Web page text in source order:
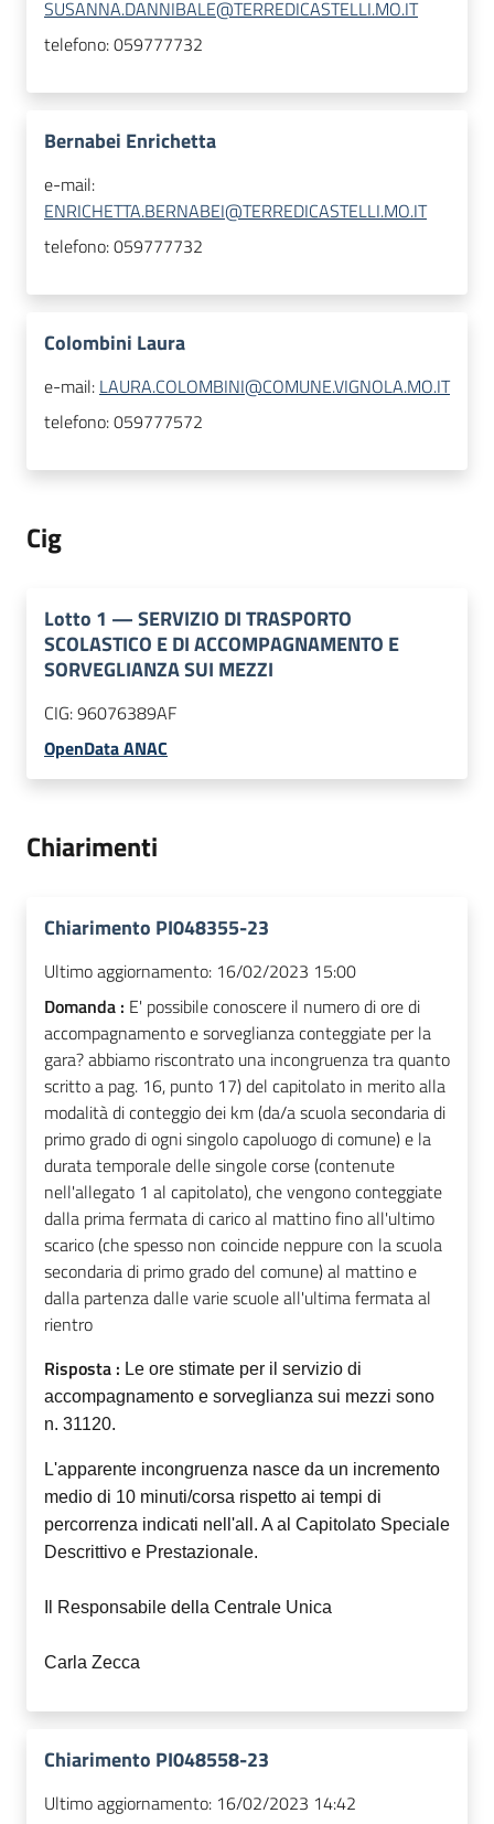
SUSANNA.DANNIBALE@TERREDICASTELLI.MO.IT
telefono:059777732
Bernabei Enrichetta
e-mail:
ENRICHETTA.BERNABEI@TERREDICASTELLI.MO.IT
telefono:059777732
Colombini Laura
e-mail: LAURA.COLOMBINI@COMUNE.VIGNOLA.MO.IT
telefono:059777572
Cig
Lotto 1 —SERVIZIO DI TRASPORTO
SCOLASTICO E DI ACCOMPAGNAMENTO E
SORVEGLIANZA SUI MEZZI
CIG:96076389AF
OpenData ANAC
Chiarimenti
Chiarimento PI048355-23
Ultimo aggiornamento: 16/02/2023 15:00
Domanda : E' possibile conoscere il numero di ore di
accompagnamento e sorveglianza conteggiate per la
gara? abbiamo riscontrato una incongruenza tra quanto
scritto a pag. 16, punto 17) del capitolato in merito alla
modalità di conteggio dei km (da/a scuola secondaria di
primo grado di ogni singolo capoluogo di comune) e la
durata temporale delle singole corse (contenute
nell'allegato 1 al capitolato), che vengono conteggiate
dalla prima fermata di carico al mattino fino all'ultimo
scarico (che spesso non coincide neppure con la scuola
secondaria di primo grado del comune) al mattino e
dalla partenza dalle varie scuole all'ultima fermata al
rientro
Risposta : Le ore stimate per il servizio di
accompagnamento e sorveglianza sui mezzi sono
n. 31120.
L'apparente incongruenza nasce da un incremento
medio di 10 minuti/corsa rispetto ai tempi di
percorrenza indicati nell'all. A al Capitolato Speciale
Descrittivo e Prestazionale.
Il Responsabile della Centrale Unica
Carla Zecca
Chiarimento PI048558-23
Ultimo aggiornamento: 16/02/2023 14:42